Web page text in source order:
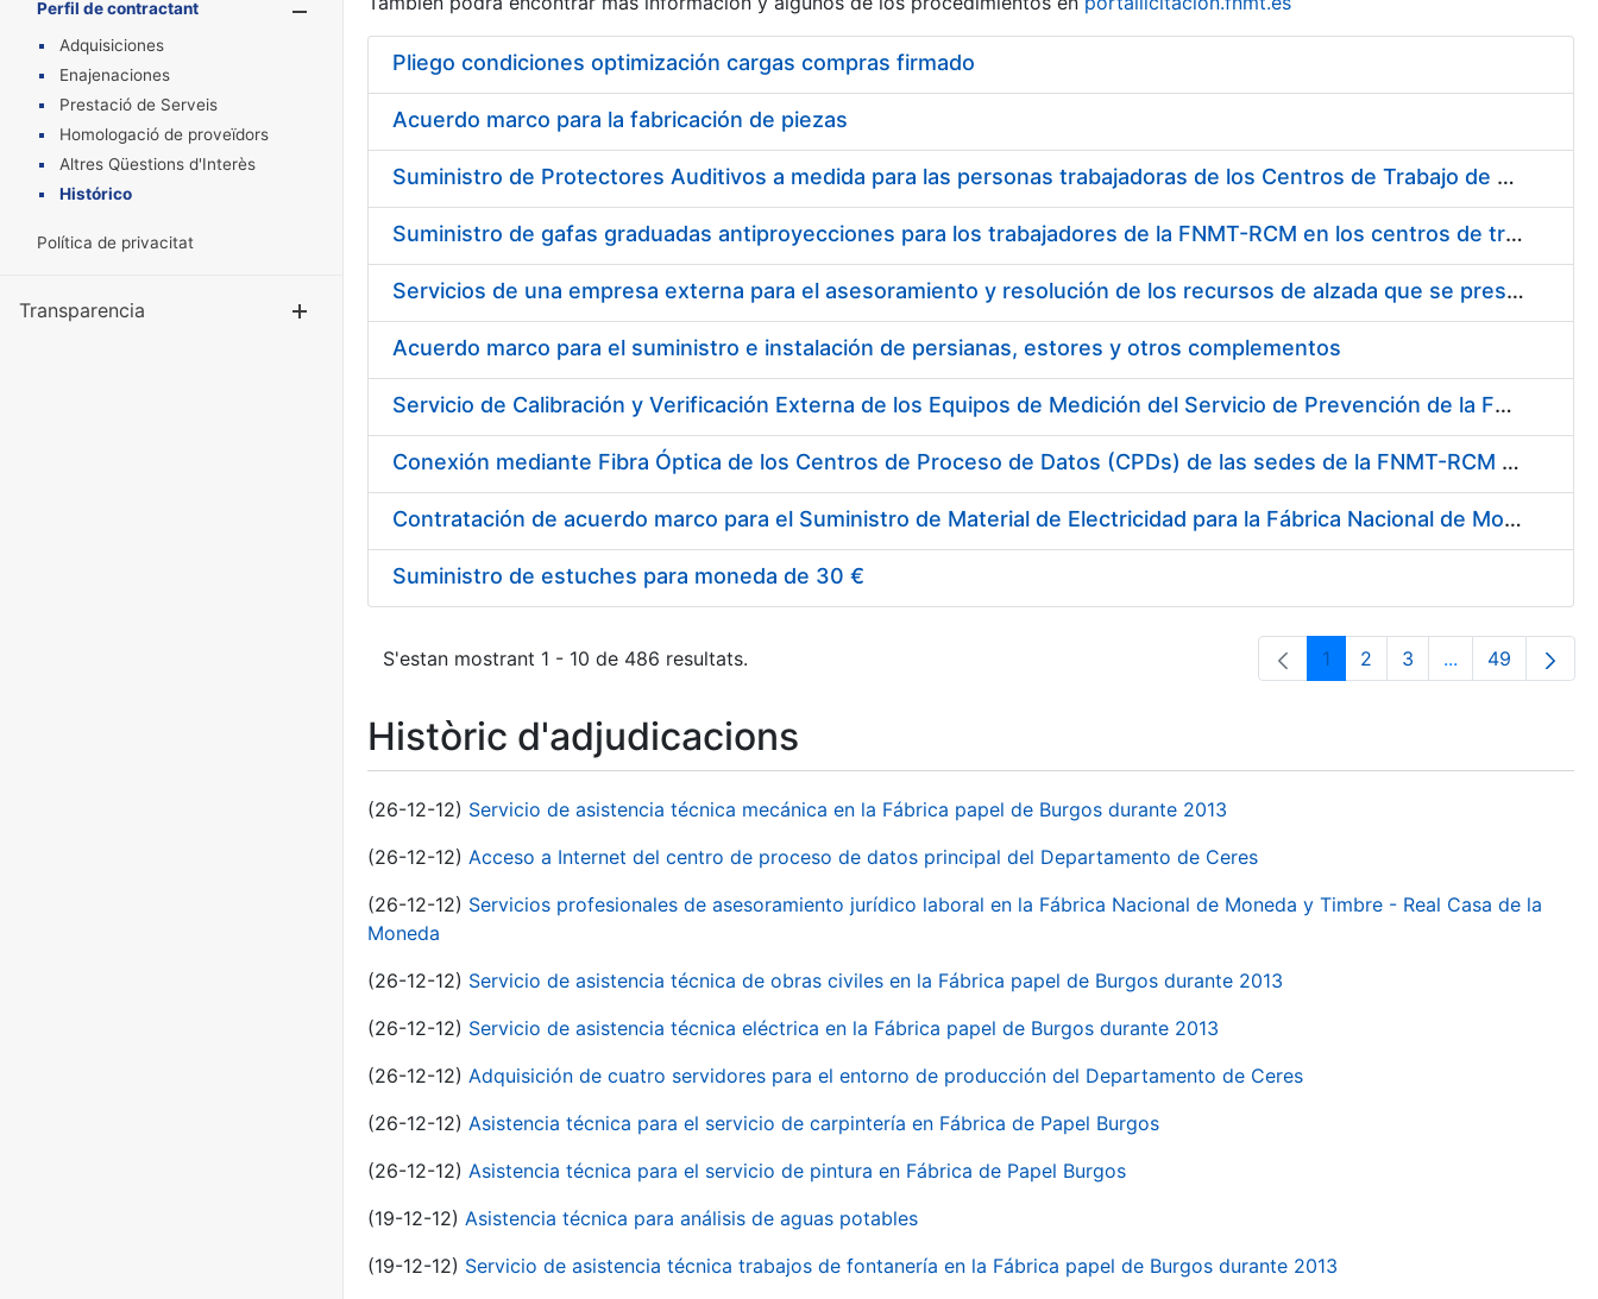
Perfil de contractant
Mostra/Amaga
Adquisiciones
Enajenaciones
Prestació de Serveis
Homologació de proveïdors
Altres Qüestions d'Interès
Histórico
Política de privacitat
Transparencia
Pliego condiciones optimización cargas compras firmado
Acuerdo marco para la fabricación de piezas
Suministro de Protectores Auditivos a medida para las personas trabajadoras de los Centros de Trabajo de Madrid y Burgos
Suministro de gafas graduadas antiproyecciones para los trabajadores de la FNMT-RCM en los centros de trabajo de Madrid y Burgos
Servicios de una empresa externa para el asesoramiento y resolución de los recursos de alzada que se presentan relacionados con procesos de selección para la FNMT-RCM
Acuerdo marco para el suministro e instalación de persianas, estores y otros complementos
Servicio de Calibración y Verificación Externa de los Equipos de Medición del Servicio de Prevención de la FNMT-RCM
Conexión mediante Fibra Óptica de los Centros de Proceso de Datos (CPDs) de las sedes de la FNMT-RCM de Burgos y Madrid
Contratación de acuerdo marco para el Suministro de Material de Electricidad para la Fábrica Nacional de Moneda y Timbre-Real Casa de la Moneda en su centro de trabajo de Burgos
Suministro de estuches para moneda de 30 €
S'estan mostrant 1 - 10 de 486 resultats. Pàgina
1 Pàgina
2 Pàgina
3 ...PàginesPàgina
49
Històric d'adjudicacions
(26-12-12) Servicio de asistencia técnica mecánica en la Fábrica papel de Burgos durante 2013
(26-12-12) Acceso a Internet del centro de proceso de datos principal del Departamento de Ceres
(26-12-12) Servicios profesionales de asesoramiento jurídico laboral en la Fábrica Nacional de Moneda y Timbre - Real Casa de la
Moneda
(26-12-12) Servicio de asistencia técnica de obras civiles en la Fábrica papel de Burgos durante 2013
(26-12-12) Servicio de asistencia técnica eléctrica en la Fábrica papel de Burgos durante 2013
(26-12-12) Adquisición de cuatro servidores para el entorno de producción del Departamento de Ceres
(26-12-12) Asistencia técnica para el servicio de carpintería en Fábrica de Papel Burgos
(26-12-12) Asistencia técnica para el servicio de pintura en Fábrica de Papel Burgos
(19-12-12) Asistencia técnica para análisis de aguas potables
(19-12-12) Servicio de asistencia técnica trabajos de fontanería en la Fábrica papel de Burgos durante 2013